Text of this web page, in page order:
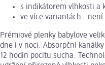
s indikátorem vlhkosti a
ve více variantách -
Prémiové plenky babylove
dne i v noci. Absorpční
12 hodin pocitu sucha.